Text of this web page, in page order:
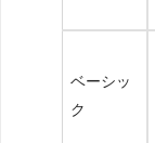
ベーシッ
ク